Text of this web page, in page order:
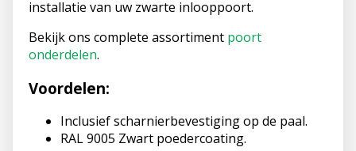
installatie van uw zwarte inlooppoort.
Bekijk ons complete assortiment poort
onderdelen.
Voordelen:
Inclusief scharnierbevestiging op de paal.
RAL 9005 Zwart poedercoating.